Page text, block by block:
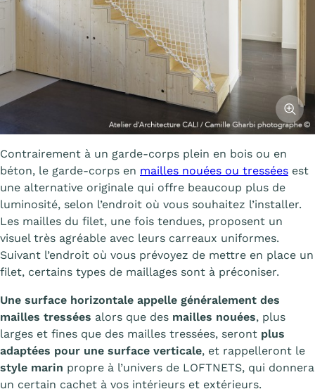
Contrairement à un garde-corps plein en bois ou en
béton, le garde-corps en mailles nouées ou tressées est
une alternative originale qui offre beaucoup plus de
luminosité, selon l’endroit où vous souhaitez l’installer.
Les mailles du filet, une fois tendues, proposent un
visuel très agréable avec leurs carreaux uniformes.
Suivant l’endroit où vous prévoyez de mettre en place un
filet, certains types de maillages sont à préconiser.
Une surface horizontale appelle généralement des
mailles tressées alors que des mailles nouées, plus
larges et fines que des mailles tressées, seront plus
adaptées pour une surface verticale, et rappelleront le
style marin propre à l’univers de LOFTNETS, qui donnera
un certain cachet à vos intérieurs et extérieurs.